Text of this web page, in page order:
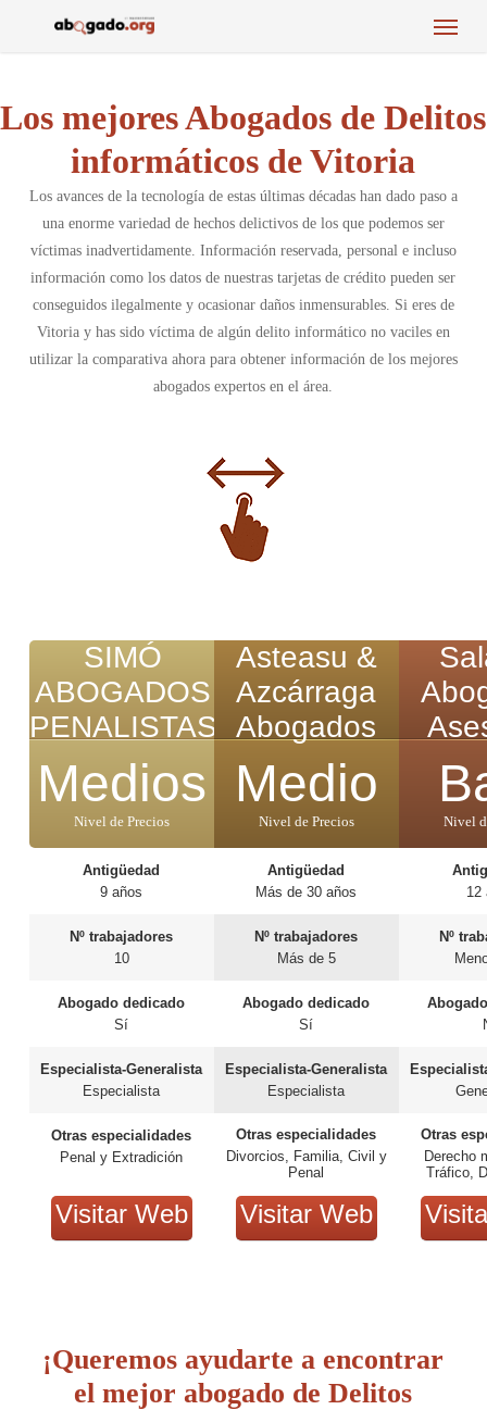
Menu
Los mejores Abogados de Delitos
informáticos de Vitoria
Los avances de la tecnología de estas últimas décadas han dado paso a
una enorme variedad de hechos delictivos de los que podemos ser
víctimas inadvertidamente. Información reservada, personal e incluso
información como los datos de nuestras tarjetas de crédito pueden ser
conseguidos ilegalmente y ocasionar daños inmensurables. Si eres de
Vitoria y has sido víctima de algún delito informático no vaciles en
utilizar la comparativa ahora para obtener información de los mejores
abogados expertos en el área.
SIMÓ
ABOGADOS
PENALISTAS
Medios
Nivel de Precios
Antigüedad
9 años
Nº trabajadores
10
Abogado dedicado
Sí
Especialista-Generalista
Especialista
Otras especialidades
Penal y Extradición
Visitar Web
Asteasu &
Azcárraga
Abogados
Medio
Nivel de Precios
Antigüedad
Más de 30 años
Nº trabajadores
Más de 5
Abogado dedicado
Sí
Especialista-Generalista
Especialista
Otras especialidades
Divorcios, Familia, Civil y
Penal
Visitar Web
Nivel
12
Nº
Otras
Derecho
Tráfico,
¡Queremos ayudarte a encontrar
el mejor abogado de Delitos